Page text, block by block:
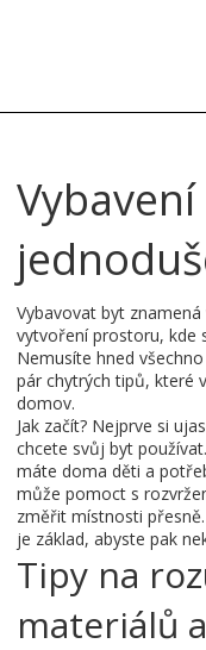
Vybavovat byt
vytvoření prostoru, kde
Nemusíte hned
pár chytrých tipů, které
domov.
Jak začít? Nejprve si
chcete svůj byt
máte doma děti a
může pomoct s
změřit místnosti
je základ, abyste pak
Tipy na
materiálů